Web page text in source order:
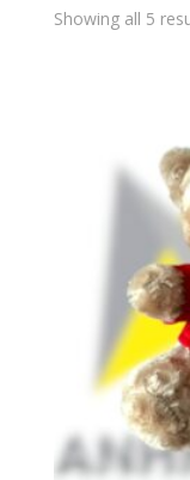
Showing all 5